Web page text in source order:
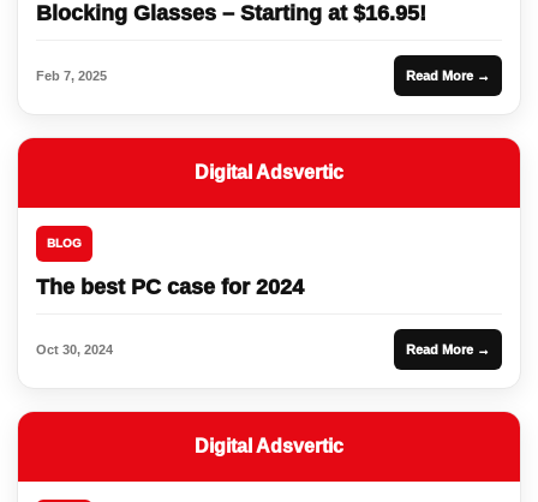
Blocking Glasses – Starting at $16.95!
Feb 7, 2025 Read More →
Digital Adsvertic
BLOG
The best PC case for 2024
Oct 30, 2024 Read More →
Digital Adsvertic